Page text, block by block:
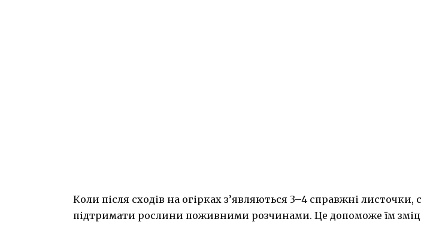
Коли після сходів на огірках з’являються 3–4 справжні листочки,
підтримати рослини поживними розчинами. Це допоможе їм